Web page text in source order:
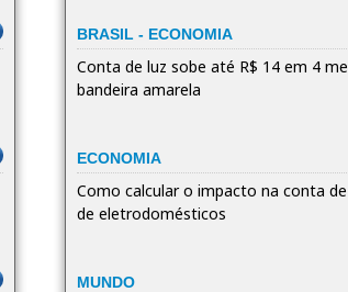
BRASIL - ECONOMIA
Conta de luz sobe até R$ 14 em 4
bandeira amarela
ECONOMIA
Como calcular o impacto na conta
de eletrodomésticos
MUNDO